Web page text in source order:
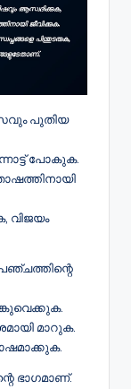
പുതിയ
പോകുക.
വിജയം
മാറുക.
ഭാഗമാണ്.